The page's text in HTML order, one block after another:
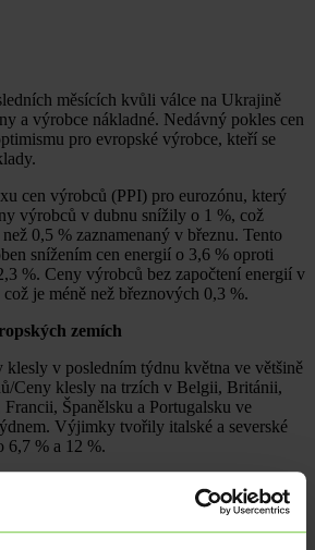
měsících kvůli válce na Ukrajině
a výrobce nákladné. Nedávný pokles cen
pro evropské výrobce, kteří se
cen výrobců (PPI) pro eurozónu, který
výrobců v dubnu snížily o 1 %, což
0,5 % zaznamenaný v březnu. Tento
snížením cen energií o 3,6 % oproti
%. Ceny výrobců bez započtení energií v
je méně než březnových 0,3 %.
zemích
klesly v posledním týdnu května ve většině
Ceny klesly na trzích v Belgii, Británii,
Španělsku a Portugalsku ve
Výjimky tvořily italské a severské
6,7 % a 12 %.
Francie, Španělsko a Portugalsko,
59 % a 60 %. V posledním týdnu května